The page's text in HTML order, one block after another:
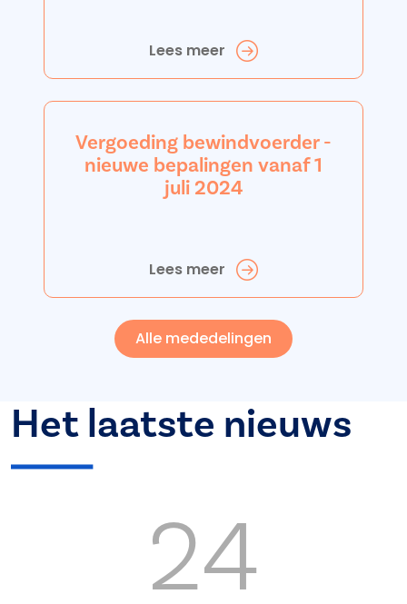
Lees meer
Vergoeding bewindvoerder -
nieuwe bepalingen vanaf 1
juli 2024
Lees meer
Alle mededelingen
Het laatste nieuws
24